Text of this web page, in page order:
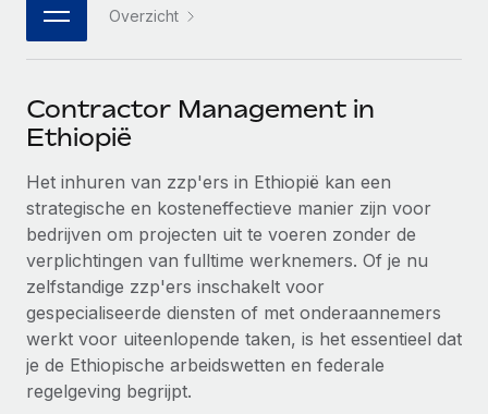
Integraties
DIENSTEN
Krijg hulp van global HR- en juridische experts
Achtergrondonderzoek
Vereenvoudig het screeningsproces van
kandidaten
Compliance Watchtower
Blijf compliance-risico's voor
Strategische technologiepartners
Een partner worden
Ontdek hoe je met ons kunt samenwerken
Integraties en advies over AI-automatiseringen
CASESTUDY'S
Webinars
Newsroom
Inzichtencentrum
Support
Alle bronnen bekijken
BLOG
Global Payroll
한국어
Overzicht
Contractor Management in
Ethiopië
Het inhuren van zzp'ers in Ethiopië kan een
strategische en kosteneffectieve manier zijn voor
bedrijven om projecten uit te voeren zonder de
verplichtingen van fulltime werknemers. Of je nu
zelfstandige zzp'ers inschakelt voor
gespecialiseerde diensten of met onderaannemers
werkt voor uiteenlopende taken, is het essentieel dat
je de Ethiopische arbeidswetten en federale
regelgeving begrijpt.